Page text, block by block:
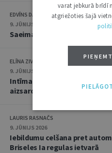
EDVĪNS DANOVSKIS
9. JŪNIJS 2026
Saeimas lēmumu juridiskais
ELĪNA ZIVTIŅA
9. JŪNIJS 2026
Intīma rakstura materiālu
aizsardzību un seksuālo
LAURIS RASNAČS
9. JŪNIJS 2026
Iebildumu celšana pret
Briseles Ia regulas ietvarā
varat jebkurā brīdī
atgriežoties šajā